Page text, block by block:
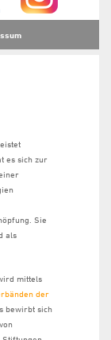
es sich zur
Sie
als
mittels
der
bewirbt sich